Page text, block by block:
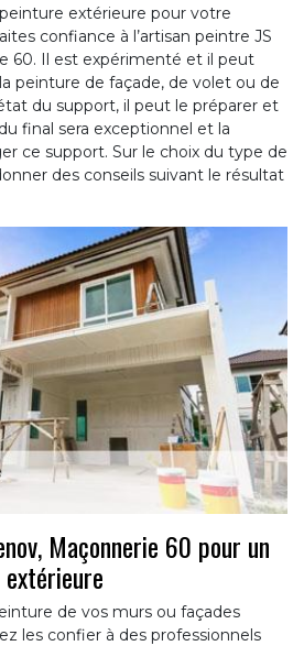
extérieure pour votre
confiance à l’artisan peintre JS
60. Il est expérimenté et il peut
peinture de façade, de volet ou de
du support, il peut le préparer et
final sera exceptionnel et la
ce support. Sur le choix du type de
des conseils suivant le résultat
Maçonnerie 60 pour un
de vos murs ou façades
les confier à des professionnels